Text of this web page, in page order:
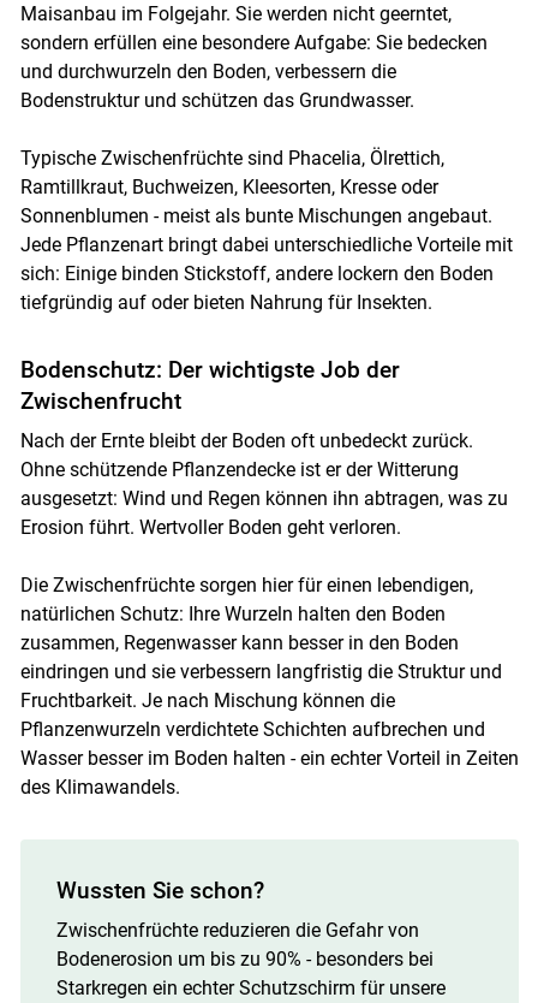
Maisanbau im Folgejahr. Sie werden nicht geerntet,
sondern erfüllen eine besondere Aufgabe: Sie bedecken
und durchwurzeln den Boden, verbessern die
Bodenstruktur und schützen das Grundwasser.
Typische Zwischenfrüchte sind Phacelia, Ölrettich,
Ramtillkraut, Buchweizen, Kleesorten, Kresse oder
Sonnenblumen - meist als bunte Mischungen angebaut.
Jede Pflanzenart bringt dabei unterschiedliche Vorteile mit
sich: Einige binden Stickstoff, andere lockern den Boden
tiefgründig auf oder bieten Nahrung für Insekten.
Bodenschutz: Der wichtigste Job der
Zwischenfrucht
Nach der Ernte bleibt der Boden oft unbedeckt zurück.
Ohne schützende Pflanzendecke ist er der Witterung
ausgesetzt: Wind und Regen können ihn abtragen, was zu
Erosion führt. Wertvoller Boden geht verloren.
Die Zwischenfrüchte sorgen hier für einen lebendigen,
natürlichen Schutz: Ihre Wurzeln halten den Boden
zusammen, Regenwasser kann besser in den Boden
eindringen und sie verbessern langfristig die Struktur und
Fruchtbarkeit. Je nach Mischung können die
Pflanzenwurzeln verdichtete Schichten aufbrechen und
Wasser besser im Boden halten - ein echter Vorteil in Zeiten
des Klimawandels.
Wussten Sie schon?
Zwischenfrüchte reduzieren die Gefahr von
Bodenerosion um bis zu 90% - besonders bei
Starkregen ein echter Schutzschirm für unsere